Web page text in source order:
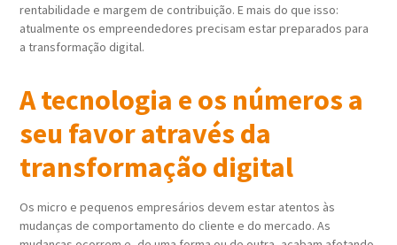
rentabilidade e margem de contribuição. E mais do que isso:
atualmente os empreendedores precisam estar preparados para
a transformação digital.
A tecnologia e os números a
seu favor através da
transformação digital
Os micro e pequenos empresários devem estar atentos às
mudanças de comportamento do cliente e do mercado. As